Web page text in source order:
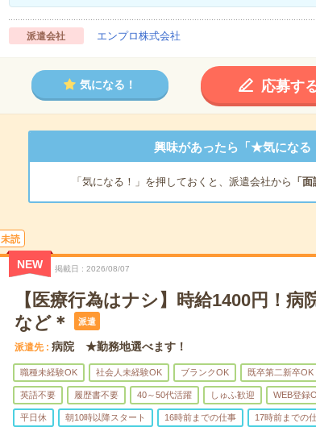
派遣会社 エンプロ株式会社
気になる！ 応募す
興味があったら「★気になる
「気になる！」を押しておくと、派遣会社から 「
未読
NEW 掲載日 2026/08/07
【医療行為はナシ】時給1400円！病
など＊
派遣
派遣先 病院 ★勤務地選べます！
職種未経験OK 社会人未経験OK ブランクOK 既卒第二新卒OK
英語不要 履歴書不要 40～50代活躍 しゅふ歓迎 WEB登録
平日休 朝10時以降スタート 16時前までの仕事 17時前までの